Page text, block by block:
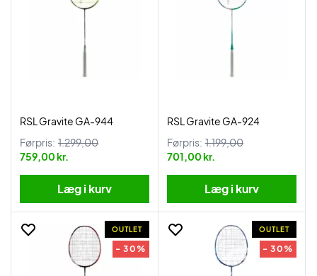
RSL Gravite GA-944
Førpris: 1.299,00
759,00 kr.
Læg i kurv
RSL Gravite GA-924
Førpris: 1.199,00
701,00 kr.
Læg i kurv
OUTLET
- 30%
OUTLET
- 30%